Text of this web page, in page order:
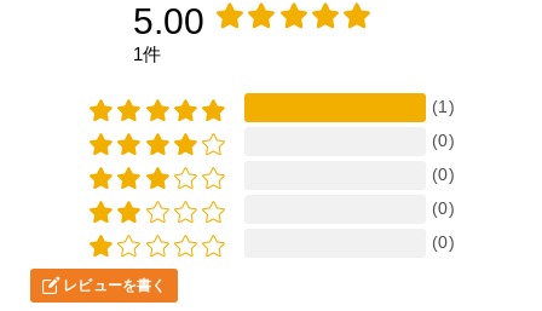
5.00
1件
(1)
(0)
(0)
(0)
(0)
レビューを書く